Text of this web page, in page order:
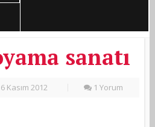
sanatı
6 Kasım 2012 1 Yorum